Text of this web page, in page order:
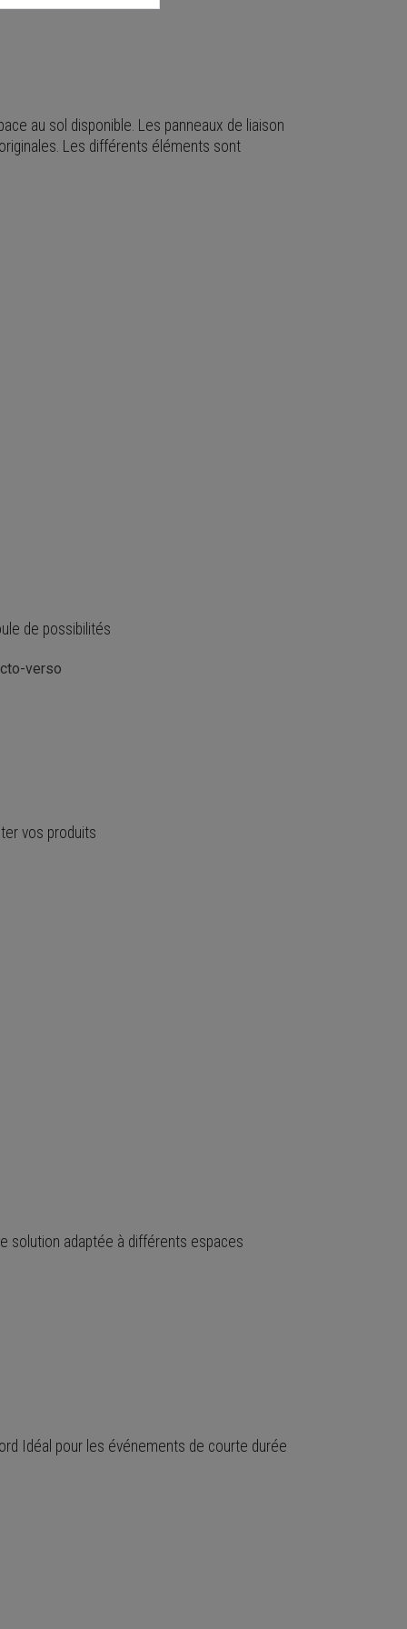
au sol disponible. Les panneaux de liaison
Les différents éléments sont
de possibilités
verso
vos produits
solution adaptée à différents espaces
Idéal pour les événements de courte durée